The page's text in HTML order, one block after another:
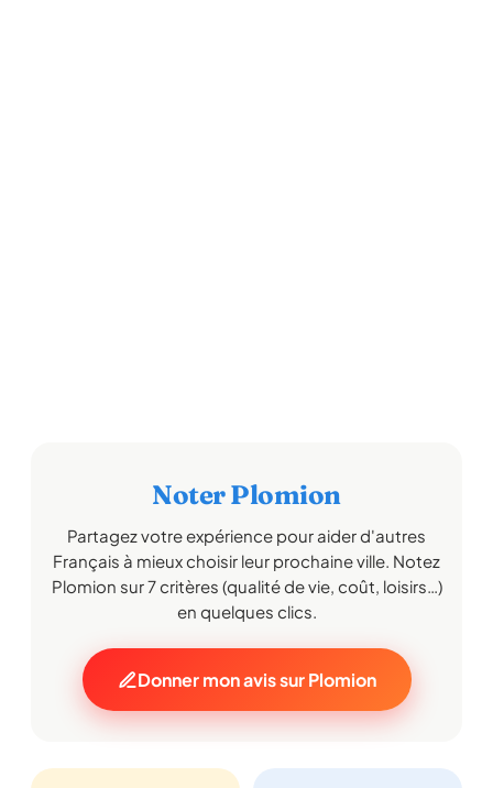
Noter Plomion
Partagez votre expérience pour aider d'autres
Français à mieux choisir leur prochaine ville. Notez
Plomion sur 7 critères (qualité de vie, coût, loisirs…)
en quelques clics.
Donner mon avis sur Plomion